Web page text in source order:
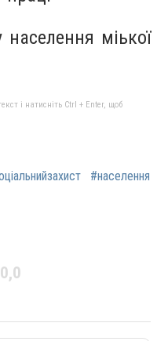
населення міької
і натисніть Ctrl + Enter, щоб
#населення
0,0